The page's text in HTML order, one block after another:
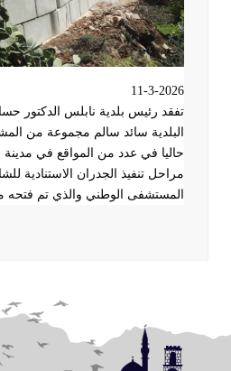
11-3-2026
تفقد رئيس بلدية نابلس الدكتور
البلدية سائد سالم مجموعة من
حاليا في عدد من المواقع في
مراحل تنفيذ الجدران الاستنادية
المستشفى الوطني والذي تم فتحه